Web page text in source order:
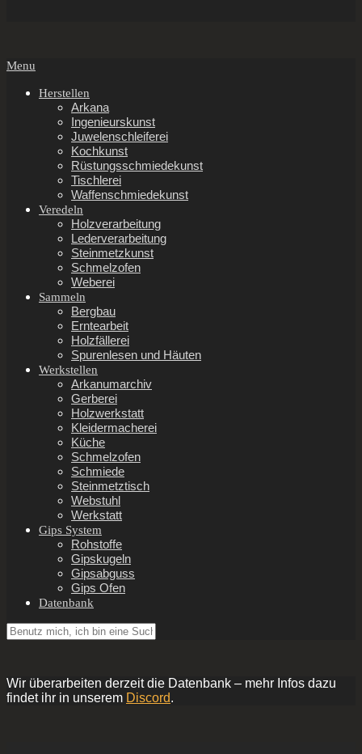
Secondary
Menu
Menu
Herstellen
Arkana
Ingenieurskunst
Juwelenschleiferei
Kochkunst
Rüstungsschmiedekunst
Tischlerei
Waffenschmiedekunst
Veredeln
Holzverarbeitung
Lederverarbeitung
Steinmetzkunst
Schmelzofen
Weberei
Sammeln
Bergbau
Erntearbeit
Holzfällerei
Spurenlesen und Häuten
Werkstellen
Arkanumarchiv
Gerberei
Holzwerkstatt
Kleidermacherei
Küche
Schmelzofen
Schmiede
Steinmetztisch
Webstuhl
Werkstatt
Gips System
Rohstoffe
Gipskugeln
Gipsabguss
Gips Ofen
Datenbank
Wir überarbeiten derzeit die Datenbank – mehr Infos dazu
findet ihr in unserem Discord.